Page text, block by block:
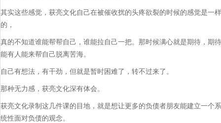
其实这些感觉，获亮文化自己在被催收扰的头疼欲裂的时候的感觉是一样
的，
真的不知道谁能帮帮自己，谁能拉自己一把。那时候满心就是期待，期待
能有人能来帮自己脱离苦海。
自己有想法，有干劲，但就是暂时困难了，转不过来了。
那种无力感，获亮文化深有体会。
获亮文化录制这几件课的目地，就是想让更多的负债者朋友能建立一个系
统性面对负债的观念。